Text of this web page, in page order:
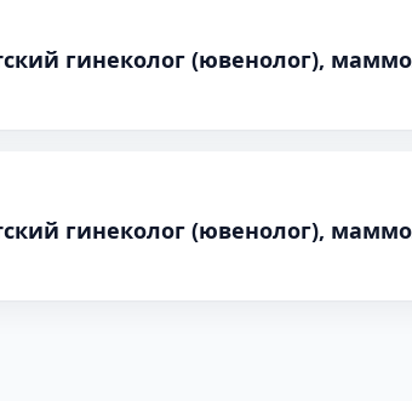
гинеколог (ювенолог),
гинеколог (ювенолог),